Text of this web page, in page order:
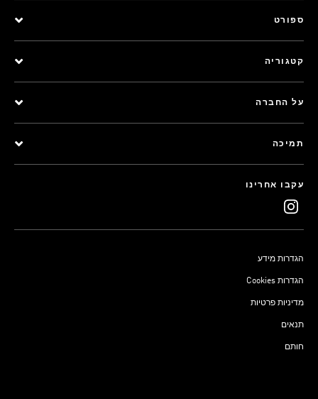
ספורט
קטגוריה
על החברה
תמיכה
עקבו אחרינו
הגדרות מידע
Cookies הגדרות
מדיניות פרטיות
תנאים
חותם